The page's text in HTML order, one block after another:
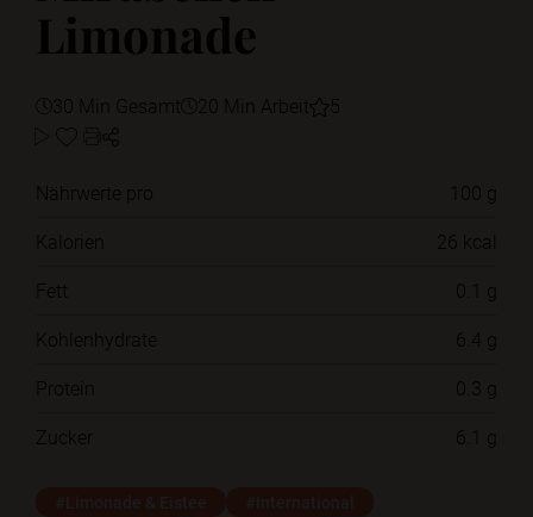
Limonade
30 Min Gesamt 20 Min Arbeit 5
Nährwerte pro
100 g
Kalorien
26 kcal
Fett
0.1 g
Kohlenhydrate
6.4 g
Protein
0.3 g
Zucker
6.1 g